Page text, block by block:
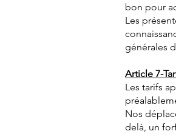
bon pour
Les
générales
Article 7-
Les tarifs
Nos
delà, un